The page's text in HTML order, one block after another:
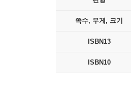
쪽수, 무게, 크기
ISBN13
ISBN10